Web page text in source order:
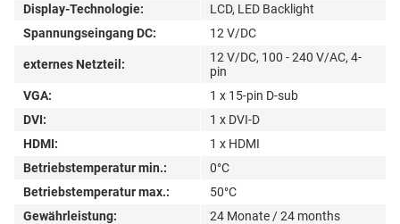
Display-Technologie:
LCD, LED Backlight
Spannungseingang DC:
12 V/DC
externes Netzteil:
12 V/DC, 100 - 240 V/AC, 4-
pin
VGA:
1 x 15-pin D-sub
DVI:
1 x DVI-D
HDMI:
1 x HDMI
Betriebstemperatur min.:
0°C
Betriebstemperatur max.:
50°C
Gewährleistung:
24 Monate / 24 months